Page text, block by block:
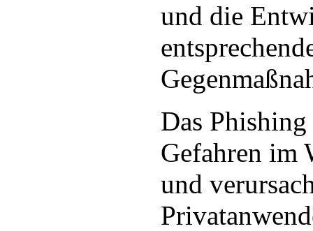
und die
Das
Gefahren im
und